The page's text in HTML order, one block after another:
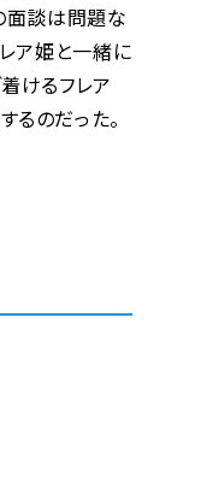
面談は問題な
ア姫と一緒に
けるフレア
のだった。